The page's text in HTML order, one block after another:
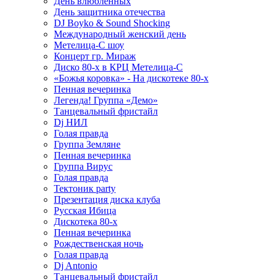
День защитника отечества
DJ Boyko & Sound Shocking
Международный женский день
Метелица-С шоу
Концерт гр. Мираж
Диско 80-х в КРЦ Метелица-С
«Божья коровка» - На дискотеке 80-х
Пенная вечеринка
Легенда! Группа «Демо»
Танцевальный фристайл
Dj НИЛ
Голая правда
Группа Земляне
Пенная вечеринка
Группа Вирус
Голая правда
Тектоник party
Презентация диска клуба
Русская Ибица
Дискотека 80-х
Пенная вечеринка
Рождественская ночь
Голая правда
Dj Antonio
Танцевальный фристайл